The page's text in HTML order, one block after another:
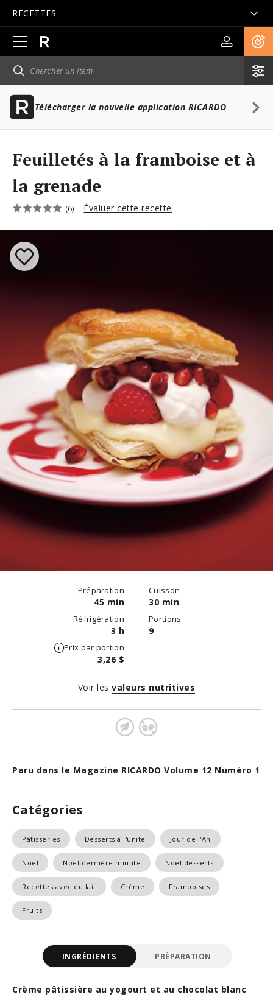
RECETTES
Ouvrir
la
navigation
principale
Télécharger la nouvelle application RICARDO
Feuilletés à la framboise et à
la grenade
(6) Évaluer cette recette
Préparation
45 min
Cuisson
30 min
Réfrigération
3 h
Portions
9
Prix par portion
3,26 $
Paru dans le Magazine RICARDO Volume 12 Numéro 1
Voir les valeurs nutritives
Catégories
Pâtisseries Desserts à l'unité Jour de l'An
Noël Noël dernière minute Noël desserts
Recettes avec du lait Crème Framboises
Fruits
INGRÉDIENTS PRÉPARATION
Crème pâtissière au yogourt et au chocolat blanc